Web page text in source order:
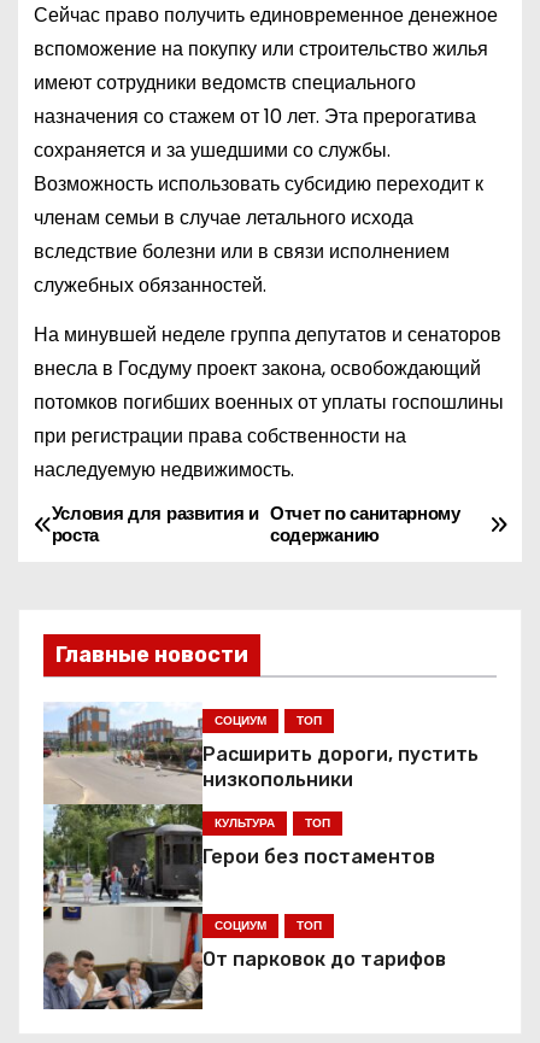
Сейчас право получить единовременное денежное
вспоможение на покупку или строительство жилья
имеют сотрудники ведомств специального
назначения со стажем от 10 лет. Эта прерогатива
сохраняется и за ушедшими со службы.
Возможность использовать субсидию переходит к
членам семьи в случае летального исхода
вследствие болезни или в связи исполнением
служебных обязанностей.
На минувшей неделе группа депутатов и сенаторов
внесла в Госдуму проект закона, освобождающий
потомков погибших военных от уплаты госпошлины
при регистрации права собственности на
наследуемую недвижимость.
Н
в
и
г
а
ц
и
я
п
Отчет по санитарному
содержанию
Условия для развития и
роста
Главные новости
СОЦИУМ ТОП
Расширить дороги, пустить
низкопольники
КУЛЬТУРА ТОП
Герои без постаментов
СОЦИУМ ТОП
От парковок до тарифов